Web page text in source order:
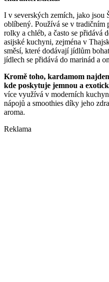
I v severských zemích, jako jsou
oblíbený. Používá se v tradičním
rolky a chléb, a často se přidává
asijské kuchyni, zejména v
směsí, které dodávají jídlům
jídlech se přidává do marinád a
Kromě toho, kardamom
kde poskytuje jemnou a
více využívá v moderních
nápojů a smoothies díky jeho
aroma.
Reklama